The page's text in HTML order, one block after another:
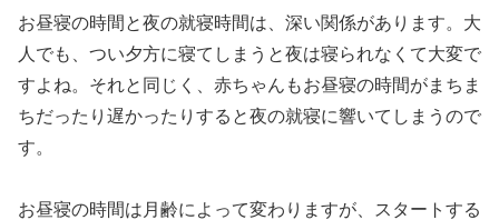
お昼寝の時間と夜の就寝時間は、深い関係があります。大
人でも、つい夕方に寝てしまうと夜は寝られなくて大変で
すよね。それと同じく、赤ちゃんもお昼寝の時間がまちま
ちだったり遅かったりすると夜の就寝に響いてしまうので
す。
お昼寝の時間は月齢によって変わりますが、スタートする